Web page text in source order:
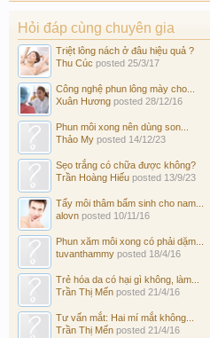
Hỏi đáp cùng chuyên gia
Triệt lông nách ở đâu hiệu quả ?
Thu Cúc posted 25/3/17
Công nghệ phun lông mày cho...
Xuân Hương posted 28/12/16
Phun môi xong nên dùng son...
Thảo My posted 14/12/23
Sẹo trắng có chữa được không?
Trần Hoàng Hiếu posted 13/9/23
Tẩy môi thâm bẩm sinh cho nam...
alovn posted 10/11/16
Phun xăm môi xong có phải dặm...
tuvanthammy posted 18/4/16
Trẻ hóa da có hại gì không, làm...
Trần Thị Mến posted 21/4/16
Tư vấn mắt: Hai mí mắt không...
Trần Thị Mến posted 21/4/16